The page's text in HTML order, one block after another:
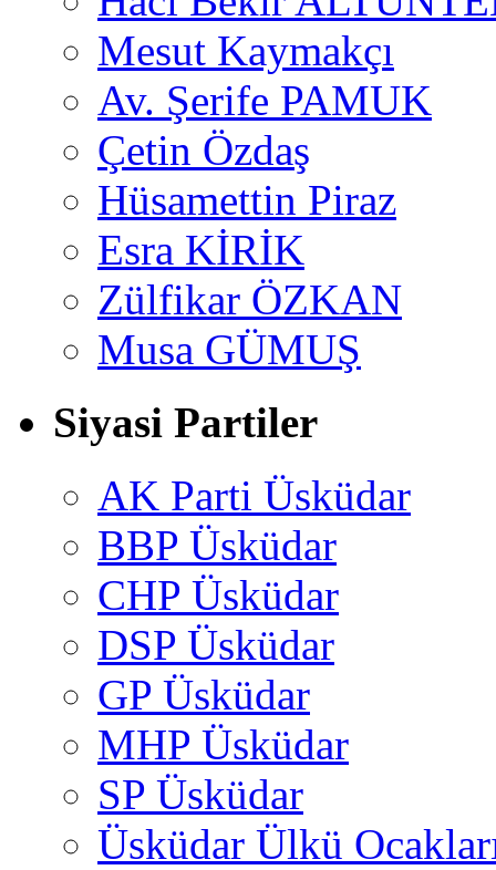
Mesut Kaymakçı
Av. Şerife PAMUK
Çetin Özdaş
Hüsamettin Piraz
Esra KİRİK
Zülfikar ÖZKAN
Musa GÜMUŞ
Siyasi Partiler
AK Parti Üsküdar
BBP Üsküdar
CHP Üsküdar
DSP Üsküdar
GP Üsküdar
MHP Üsküdar
SP Üsküdar
Üsküdar Ülkü